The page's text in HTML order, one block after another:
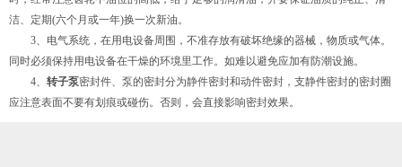
洁、定期(六个月或一年)换一次新油。
3、电气系统，在用电设备周围，不准存放有破坏绝缘的器械，物质或气体。
同时必须保持用电设备在干燥的环境里工作。如难以避免应加有防潮设施。
4、 转子泵密封件、泵的密封分为静件密封和动件密封，支静件密封的密封圈
应注意表面不要有划痕或碰伤。否则，会直接影响密封效果。